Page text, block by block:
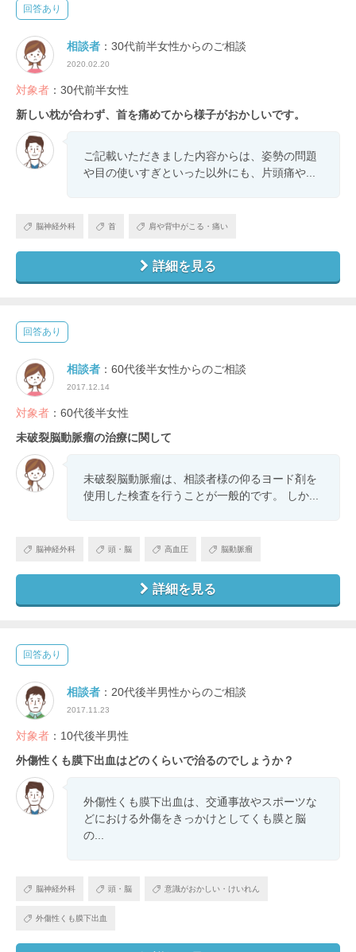
回答あり
相談者 ：30代前半女性からのご相談
2020.02.20
対象者 ：30代前半女性
新しい枕が合わず、首を痛めてから様子がおかしいです。
ご記載いただきました内容からは、姿勢の問題
や目の使いすぎといった以外にも、片頭痛や...
脳神経外科 首 肩や背中がこる・痛い
詳細を見る
回答あり
相談者 ：60代後半女性からのご相談
2017.12.14
対象者 ：60代後半女性
未破裂脳動脈瘤の治療に関して
未破裂脳動脈瘤は、相談者様の仰るヨード剤を
使用した検査を行うことが一般的です。 しか...
脳神経外科 頭・脳 高血圧 脳動脈瘤
詳細を見る
回答あり
相談者 ：20代後半男性からのご相談
2017.11.23
対象者 ：10代後半男性
外傷性くも膜下出血はどのくらいで治るのでしょうか？
外傷性くも膜下出血は、交通事故やスポーツな
どにおける外傷をきっかけとしてくも膜と脳
の...
脳神経外科 頭・脳 意識がおかしい・けいれん
外傷性くも膜下出血